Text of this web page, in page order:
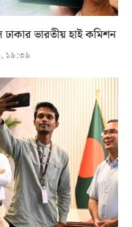
ঢাকার ভারতীয় হাই কমিশন
১৯:৩৯